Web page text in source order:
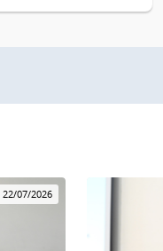
22/07/2026